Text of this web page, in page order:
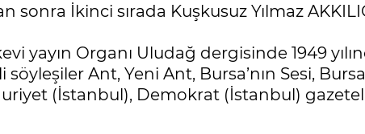
sonra İkinci sırada Kuşkusuz Yılmaz
yayın Organı Uludağ dergisinde 1949
Ant, Yeni Ant, Bursa’nın Sesi,
(İstanbul), Demokrat (İstanbul)